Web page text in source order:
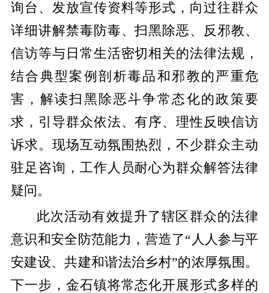
询台、发放宣传资料等形式，向过往群众
详细讲解禁毒防毒、扫黑除恶、反邪教、
信访等与日常生活密切相关的法律法规，
结合典型案例剖析毒品和邪教的严重危
害，解读扫黑除恶斗争常态化的政策要
求，引导群众依法、有序、理性反映信访
诉求。现场互动氛围热烈，不少群众主动
驻足咨询，工作人员耐心为群众解答法律
疑问。
此次活动有效提升了辖区群众的法律
意识和安全防范能力，营造了“人人参与平
安建设、共建和谐法治乡村”的浓厚氛围。
下一步，金石镇将常态化开展形式多样的